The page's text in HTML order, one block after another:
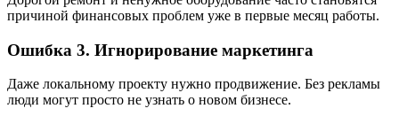
причиной финансовых проблем уже в первые месяц работы.
Ошибка 3. Игнорирование маркетинга
Даже локальному проекту нужно продвижение. Без рекламы
люди могут просто не узнать о новом бизнесе.